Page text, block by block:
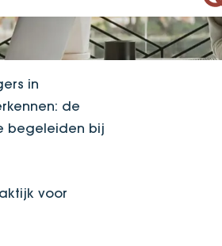
in
de
begeleiden bij
voor